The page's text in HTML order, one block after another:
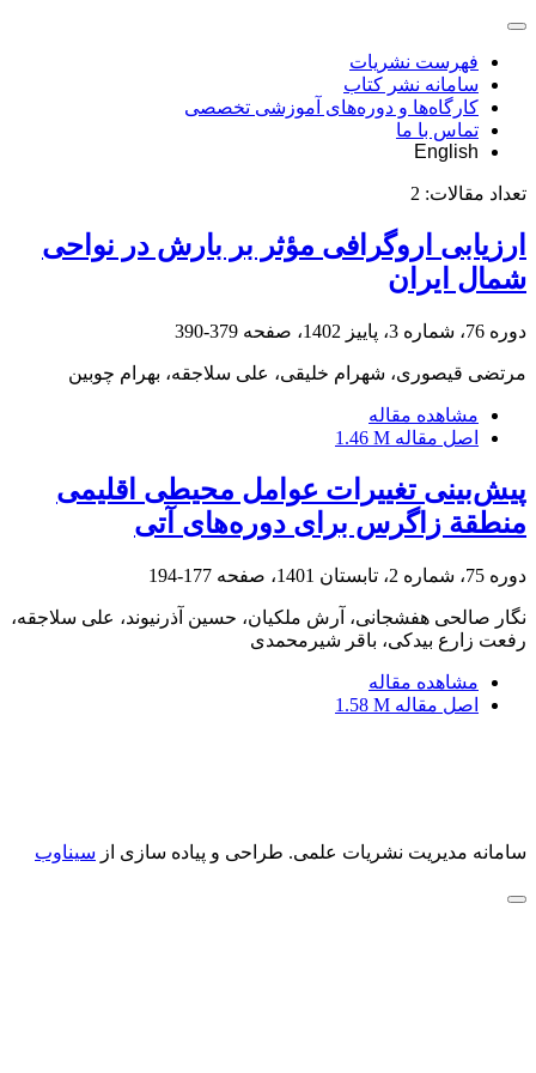
فهرست نشریات
سامانه نشر کتاب
کارگاه‌ها و دوره‌های آموزشی تخصصی
تماس با ما
English
تعداد مقالات: 2
ارزیابی اروگرافی مؤثر بر بارش در نواحی
شمال ایران
دوره 76، شماره 3، پاییز 1402، صفحه 379-390
مرتضی قیصوری، شهرام خلیقی، علی سلاجقه، بهرام چوبین
مشاهده مقاله
اصل مقاله 1.46 M
پیش‌بینی تغییرات عوامل محیطی اقلیمی
منطقة زاگرس برای دوره‌های آتی
دوره 75، شماره 2، تابستان 1401، صفحه 177-194
نگار صالحی هفشجانی، آرش ملکیان، حسین آذرنیوند، علی سلاجقه،
رفعت زارع بیدکی، باقر شیرمحمدی
مشاهده مقاله
اصل مقاله 1.58 M
سامانه مدیریت نشریات علمی. طراحی و پیاده سازی از سیناوب